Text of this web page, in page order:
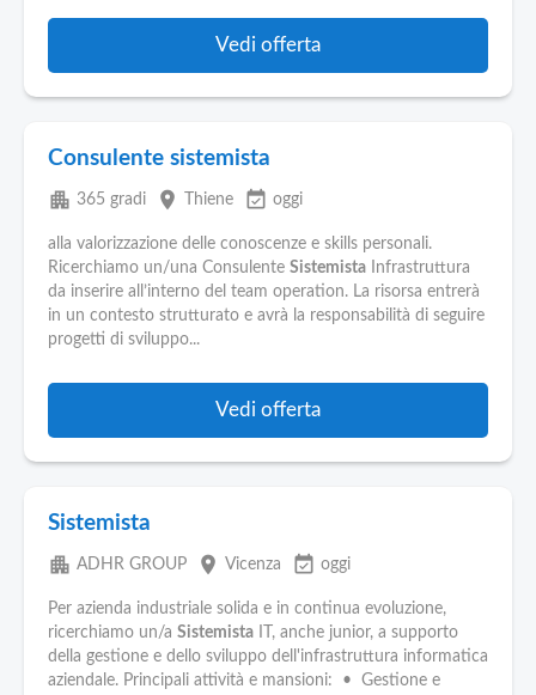
Vedi offerta
Consulente sistemista
apartment 365 gradi place Thiene event_available oggi
alla valorizzazione delle conoscenze e skills personali.
Ricerchiamo un/una Consulente Sistemista Infrastruttura
da inserire all’interno del team operation. La risorsa entrerà
in un contesto strutturato e avrà la responsabilità di seguire
progetti di sviluppo...
Vedi offerta
Sistemista
apartment ADHR GROUP place Vicenza event_available oggi
Per azienda industriale solida e in continua evoluzione,
ricerchiamo un/a Sistemista IT, anche junior, a supporto
della gestione e dello sviluppo dell'infrastruttura informatica
aziendale. Principali attività e mansioni: • Gestione e